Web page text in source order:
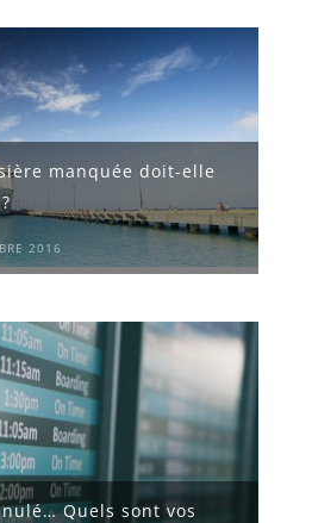
manquée doit-elle
2016
Quels sont vos